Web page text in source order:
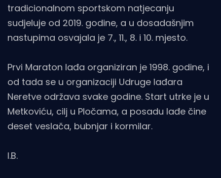
tradicionalnom sportskom natjecanju
sudjeluje od 2019. godine, a u dosadašnjim
nastupima osvajala je 7., 11., 8. i 10. mjesto.
Prvi Maraton lađa organiziran je 1998. godine, i
od tada se u organizaciji Udruge lađara
Neretve održava svake godine. Start utrke je u
Metkoviću, cilj u Pločama, a posadu lađe čine
deset veslača, bubnjar i kormilar.
I.B.